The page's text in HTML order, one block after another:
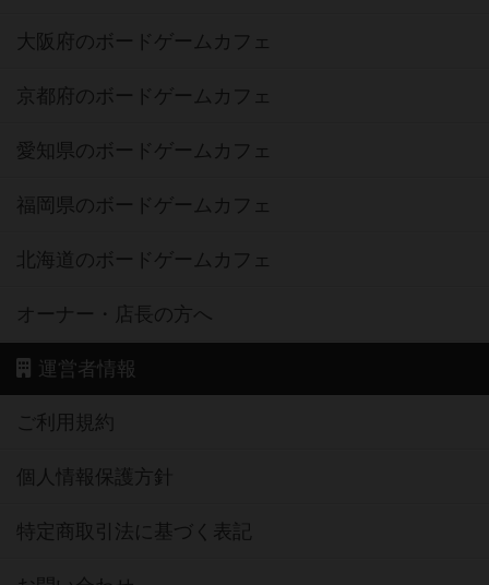
大阪府のボードゲームカフェ
京都府のボードゲームカフェ
愛知県のボードゲームカフェ
福岡県のボードゲームカフェ
北海道のボードゲームカフェ
オーナー・店長の方へ
運営者情報
ご利用規約
個人情報保護方針
特定商取引法に基づく表記